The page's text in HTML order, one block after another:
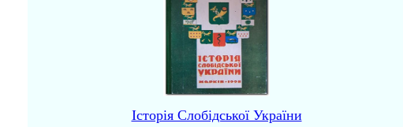
Історія Слобідської України